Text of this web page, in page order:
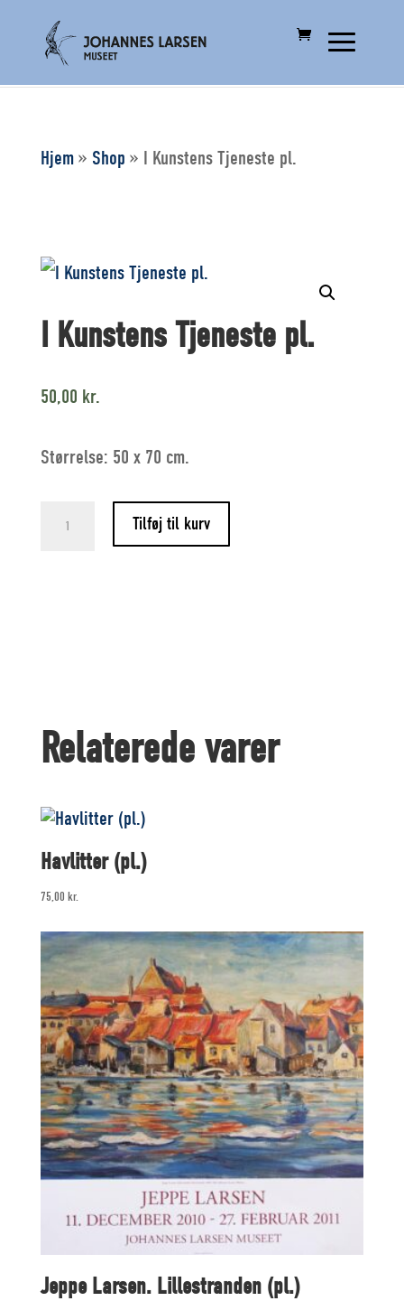
Hjem» Shop » I Kunstens Tjeneste pl.
I Kunstens Tjeneste pl.
50,00 kr.
Størrelse: 50 x 70 cm.
Tilføj til kurv
Relaterede varer
Havlitter (pl.)
75,00 kr.
Jeppe Larsen. Lillestranden (pl.)